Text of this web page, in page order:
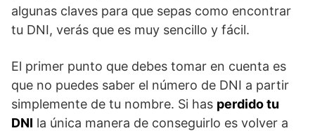
algunas claves para que sepas como encontrar
tu DNI, verás que es muy sencillo y fácil.
El primer punto que debes tomar en cuenta es
que no puedes saber el número de DNI a partir
simplemente de tu nombre. Si has perdido tu
DNI la única manera de conseguirlo es volver a